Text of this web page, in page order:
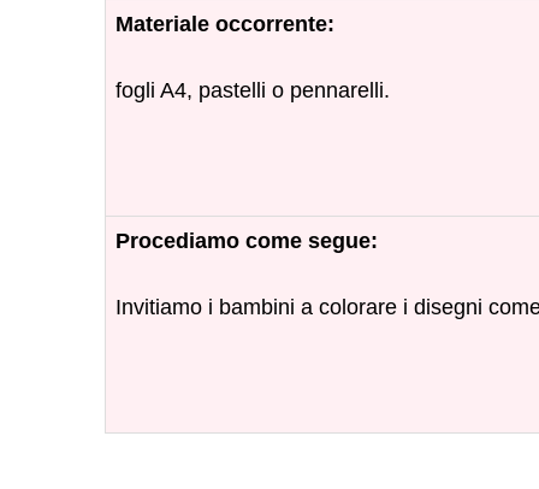
Materiale occorrente:
fogli A4, pastelli o pennarelli.
Procediamo come segue:
Invitiamo i bambini a colorare i disegni